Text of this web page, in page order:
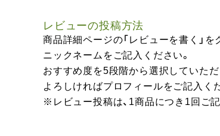
レビューの投稿方法
商品詳細ページの「レビューを書く」を
ニックネームをご記入ください。
おすすめ度を5段階から選択していた
よろしければプロフィールをご記入く
※レビュー投稿は、1商品につき1回ご記